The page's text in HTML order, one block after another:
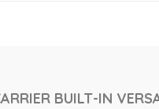
BUILT-IN